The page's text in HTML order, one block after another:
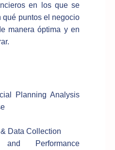
en los que se
qué puntos el negocio
manera óptima y en
Planning Analysis
Data Collection
Performance